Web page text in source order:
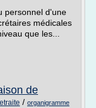
personnel d'une
médicales
que les...
de
/ organigramme